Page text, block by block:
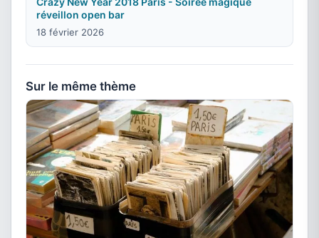
réveillon open bar
18 février 2026
Sur le même thème